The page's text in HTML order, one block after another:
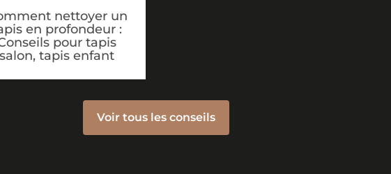
nettoyer un
en profondeur :
pour tapis
salon, tapis enfant
Voir tous les conseils